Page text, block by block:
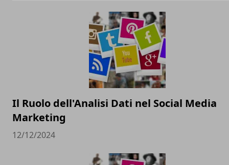
Il Ruolo dell'Analisi Dati nel Social Media
Marketing
12/12/2024